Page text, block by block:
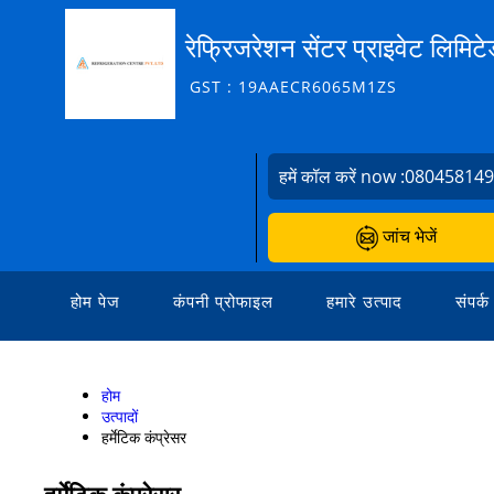
रेफ्रिजरेशन सेंटर प्राइवेट
GST : 19AAECR6065M1ZS
हमें कॉल करें now :
जांच भेजें
होम पेज कंपनी प्रोफाइल हमारे उत्पाद
होम
उत्पादों
हर्मेटिक कंप्रेसर